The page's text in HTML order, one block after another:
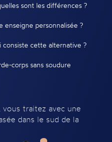
sont les différences ?
enseigne personnalisée ?
cette alternative ?
corps sans soudure
vous traitez avec une
dans le sud de la